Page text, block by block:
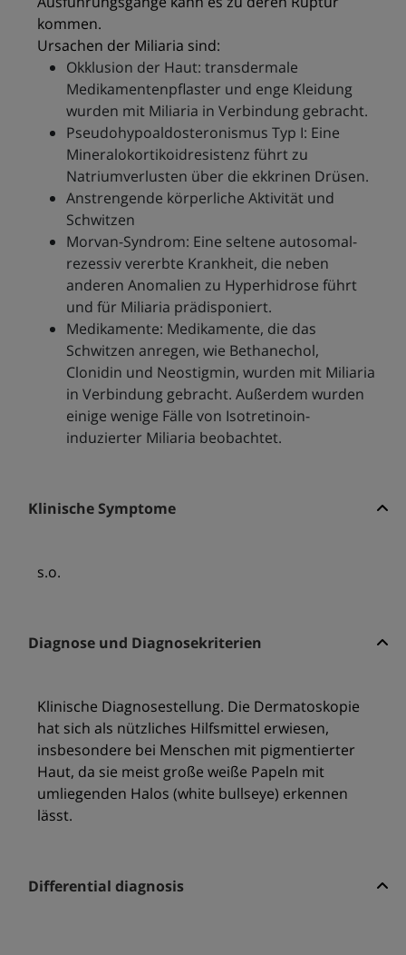
kommen.
Ursachen der Miliaria sind:
Okklusion der Haut: transdermale
Medikamentenpflaster und enge Kleidung
wurden mit Miliaria in Verbindung gebracht.
Pseudohypoaldosteronismus Typ I: Eine
Mineralokortikoidresistenz führt zu
Natriumverlusten über die ekkrinen Drüsen.
Anstrengende körperliche Aktivität und
Schwitzen
Morvan-Syndrom: Eine seltene autosomal-
rezessiv vererbte Krankheit, die neben
anderen Anomalien zu Hyperhidrose führt
und für Miliaria prädisponiert.
Medikamente: Medikamente, die das
Schwitzen anregen, wie Bethanechol,
Clonidin und Neostigmin, wurden mit Miliaria
in Verbindung gebracht. Außerdem wurden
einige wenige Fälle von Isotretinoin-
induzierter Miliaria beobachtet.
Klinische Symptome
s.o.
Diagnose und Diagnosekriterien
Klinische Diagnosestellung. Die Dermatoskopie
hat sich als nützliches Hilfsmittel erwiesen,
insbesondere bei Menschen mit pigmentierter
Haut, da sie meist große weiße Papeln mit
umliegenden Halos (white bullseye) erkennen
lässt.
Differential diagnosis